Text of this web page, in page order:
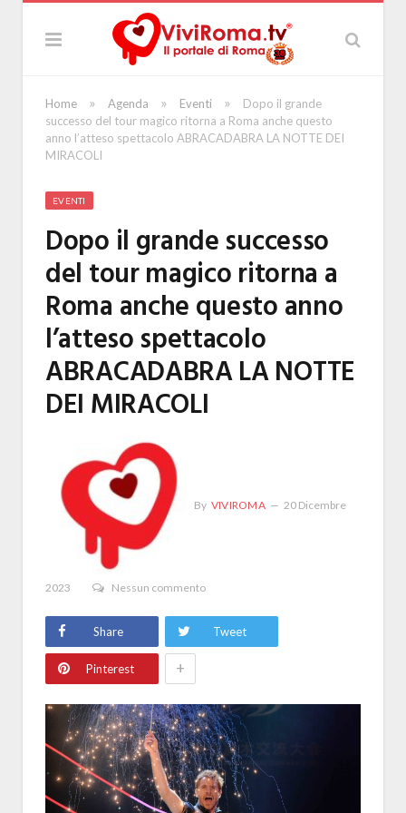
Home » Agenda » Eventi »
Dopo il grande
successo del tour magico ritorna a Roma anche questo
anno l’atteso spettacolo ABRACADABRA LA NOTTE DEI
MIRACOLI
EVENTI
Dopo il grande successo
del tour magico ritorna a
Roma anche questo anno
l’atteso spettacolo
ABRACADABRA LA NOTTE
DEI MIRACOLI
By VIVIROMA 20 Dicembre
2023 Nessun commento
Share Tweet
Pinterest +